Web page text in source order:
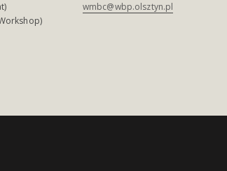
wmbc@wbp.olsztyn.pl